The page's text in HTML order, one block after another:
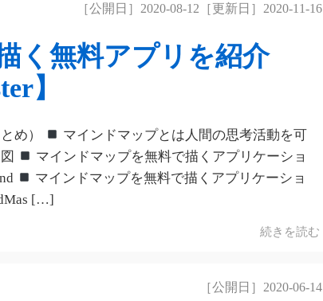
［公開日］2020-08-12［更新日］2020-11-16
く無料アプリを紹介
】
め）
マインドマップとは人間の思考活動を可
マインドマップを無料で描くアプリケーショ
マインドマップを無料で描くアプリケーショ
[…]
続きを読む
［公開日］2020-06-14